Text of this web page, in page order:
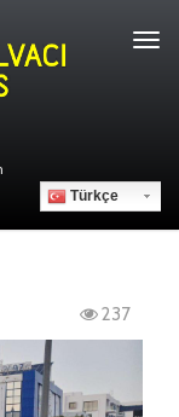
Türkçe
237